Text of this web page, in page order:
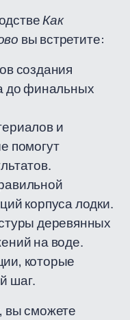
Как
вы встретите:
создания
до финальных
и
помогут
корпуса лодки.
деревянных
на воде.
которые
шаг.
вы сможете